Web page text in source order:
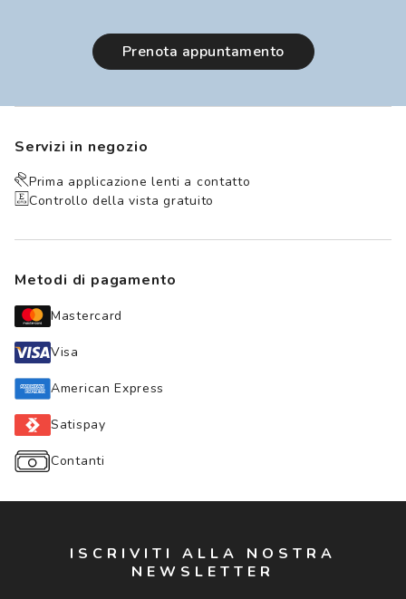
prenota appuntamento
Servizi in negozio
Prima applicazione lenti a contatto
Controllo della vista gratuito
Metodi di pagamento
Mastercard
Satispay
Visa
Contanti
American Express
ISCRIVITI ALLA NOSTRA
NEWSLETTER